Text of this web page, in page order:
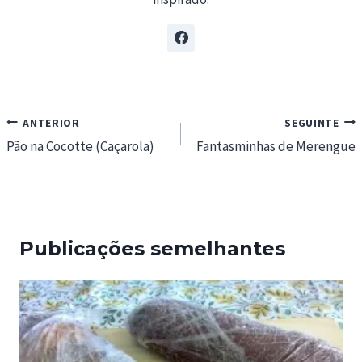
Navegação
de
ANTERIOR
Pão na Cocotte (Caçarola)
SEGUINTE
Fantasminhas de Merengue
Publicações semelhantes